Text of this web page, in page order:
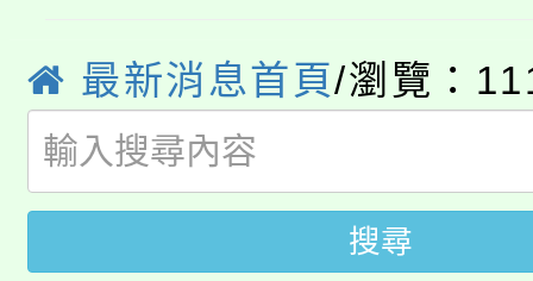
系所師生報名參加。
學籍身 分審查程序及
版
淨零綠領人才培育課程
公告本校115學年度第
代理(課)教師甄選結果(
「2026金融保險知識
桃園市115學年度學生
最新消息首頁/瀏覽：
搜尋